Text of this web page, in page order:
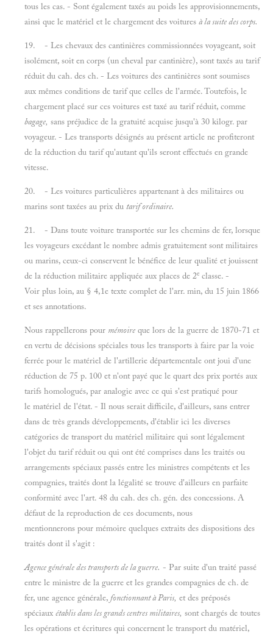
tous les cas. - Sont également taxés au poids les approvisionnements,
ainsi que le matériel et le chargement des voitures à la suite des corps.
19. - Les chevaux des cantinières commissionnées voyageant, soit
isolément, soit en corps (un cheval par cantinière), sont taxés au tarif
réduit du cah. des ch. - Les voitures des cantinières sont soumises
aux mêmes conditions de tarif que celles de l'armée. Toutefois, le
chargement placé sur ces voitures est taxé au tarif réduit, comme
bagage, sans préjudice de la gratuité acquise jusqu'à 30 kilogr. par
voyageur. - Les transports désignés au présent article ne profiteront
de la réduction du tarif qu'autant qu'ils seront effectués en grande
vitesse.
20. - Les voitures particulières appartenant à des militaires ou
marins sont taxées au prix du tarif ordinaire.
21. - Dans toute voiture transportée sur les chemins de fer, lorsque
les voyageurs excédant le nombre admis gratuitement sont militaires
ou marins, ceux-ci conservent le bénéfice de leur qualité et jouissent
de la réduction militaire appliquée aux places de 2e classe. -
Voir plus loin, au § 4,1e texte complet de l'arr. min, du 15 juin 1866
et ses annotations.
Nous rappellerons pour mémoire que lors de la guerre de 1870-71 et
en vertu de décisions spéciales tous les transports à faire par la voie
ferrée pour le matériel de l'artillerie départementale ont joui d'une
réduction de 75 p. 100 et n'ont payé que le quart des prix portés aux
tarifs homologués, par analogie avec ce qui s'est pratiqué pour
le matériel de l'état. - Il nous serait difficile, d'ailleurs, sans entrer
dans de très grands développements, d'établir ici les diverses
catégories de transport du matériel militaire qui sont légalement
l'objet du tarif réduit ou qui ont été comprises dans les traités ou
arrangements spéciaux passés entre les ministres compétents et les
compagnies, traités dont la légalité se trouve d'ailleurs en parfaite
conformité avec l'art. 48 du cah. des ch. gén. des concessions. A
défaut de la reproduction de ces documents, nous
mentionnerons pour mémoire quelques extraits des dispositions des
traités dont il s'agit :
Agence générale des transports de la guerre. - Par suite d'un traité passé
entre le ministre de la guerre et les grandes compagnies de ch. de
fer, une agence générale, fonctionnant à Paris, et des préposés
spéciaux établis dans les grands centres militaires, sont chargés de toutes
les opérations et écritures qui concernent le transport du matériel,